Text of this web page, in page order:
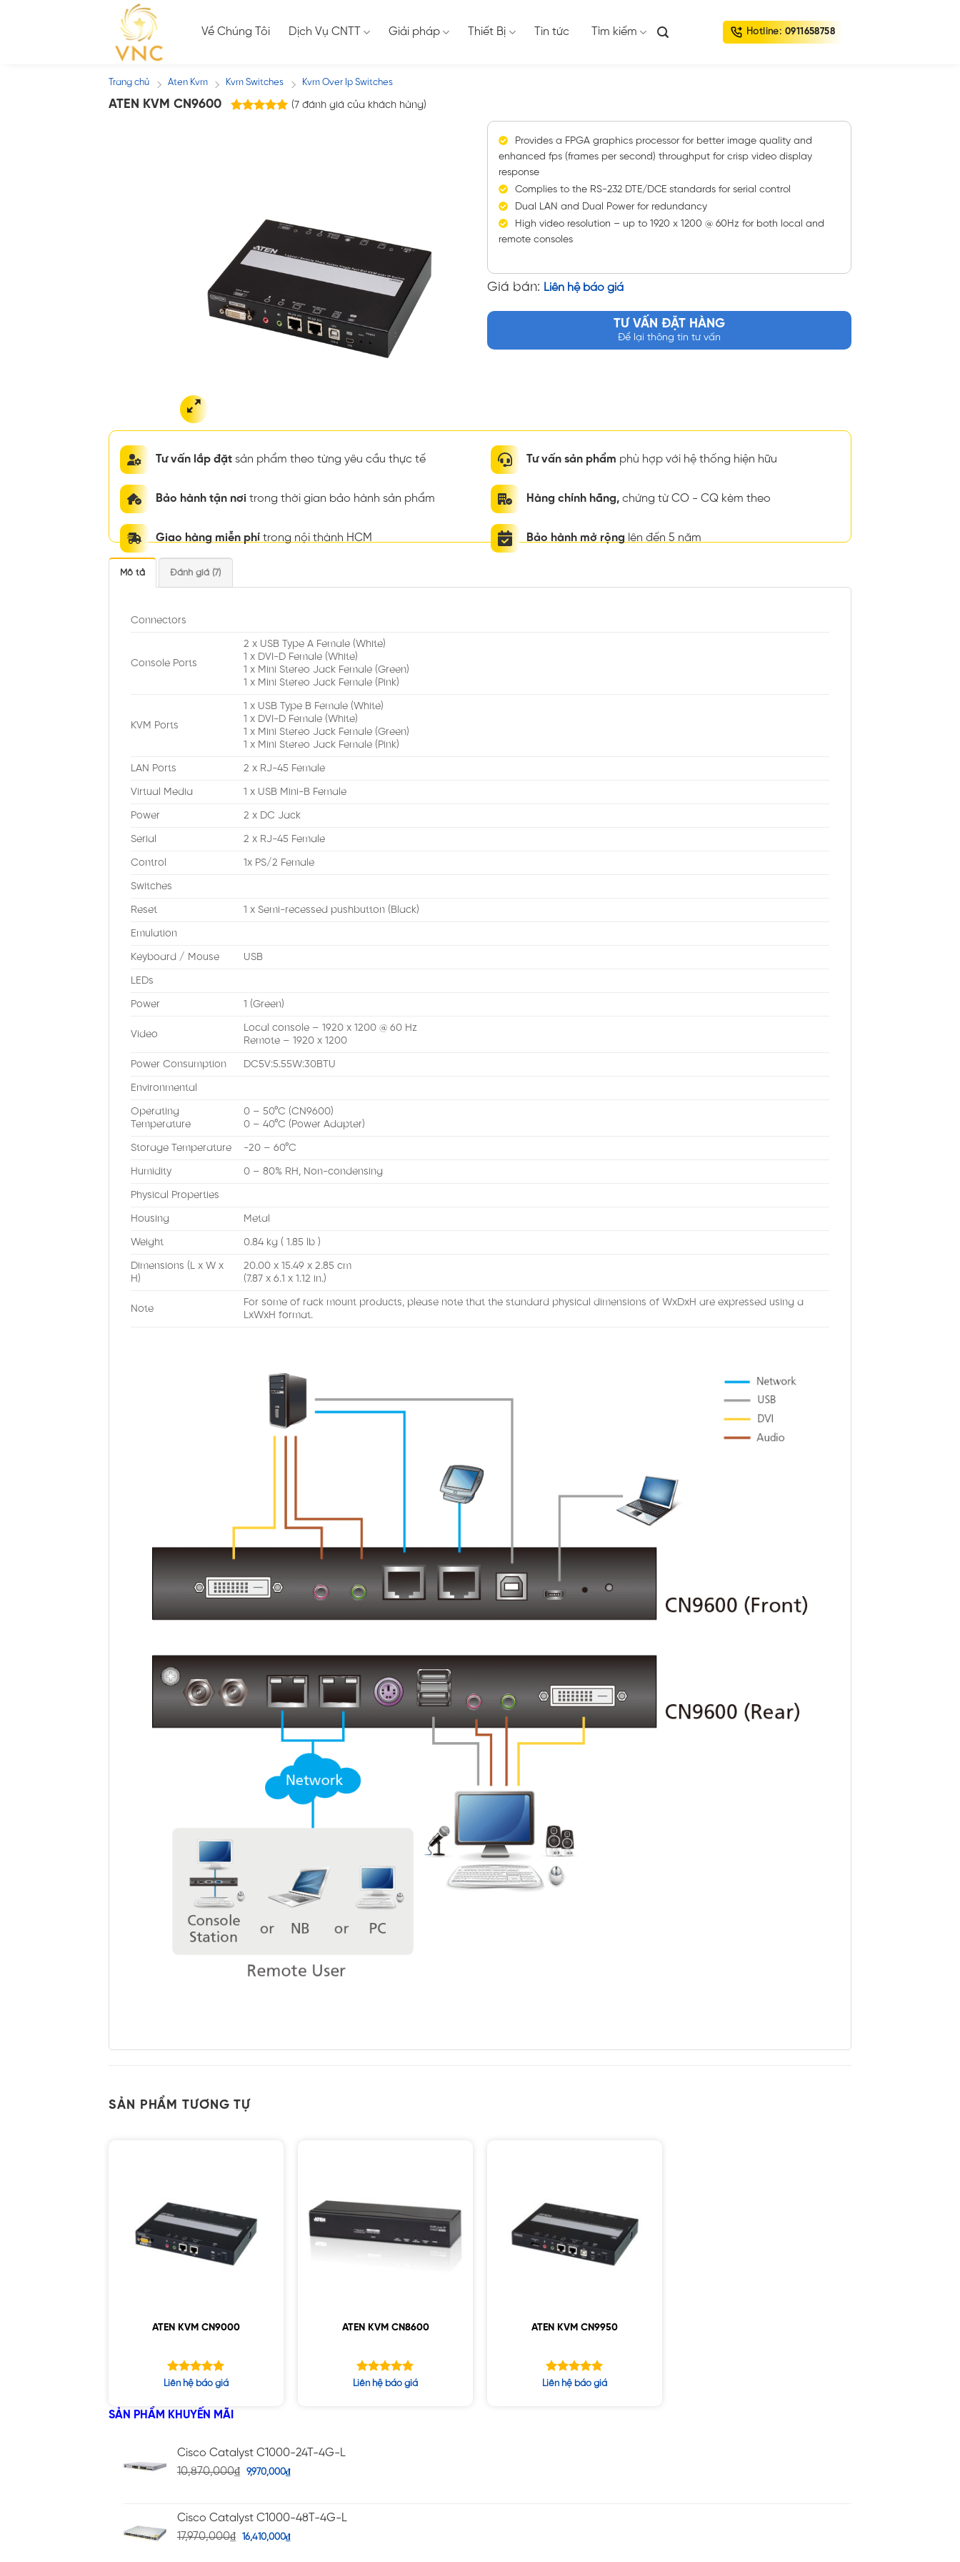
Về Chúng Tôi Dịch Vụ CNTT Giải pháp Thiết Bị Tin tức Tìm kiếm Hotline: 0911658758
Trang chủ / Aten Kvm / Kvm Switches / Kvm Over Ip Switches
ATEN KVM CN9600 (7đánh giá của khách hàng)
Provides a FPGA graphics processor for better image quality and
enhanced fps (frames per second) throughput for crisp video display
response
Complies to the RS-232 DTE/DCE standards for serial control
Dual LAN and Dual Power for redundancy
High video resolution – up to 1920 x 1200 @ 60Hz for both local and
remote consoles
Giá bán: Liên hệ báo giá
TƯ VẤN ĐẶT HÀNG
Để lại thông tin tư vấn
Tư vấn lắp đặt sản phẩm theo từng yêu cầu thực tế
Bảo hành tận nơi trong thời gian bảo hành sản phẩm
Giao hàng miễn phí trong nội thành HCM
Tư vấn sản phẩm phù hợp với hệ thống hiện hữu
Hàng chính hãng, chứng từ CO - CQ kèm theo
Bảo hành mở rộng lên đến 5 năm
Mô tả Đánh giá (7)
Connectors
Console Ports
2 x USB Type A Female (White)
1 x DVI-D Female (White)
1 x Mini Stereo Jack Female (Green)
1 x Mini Stereo Jack Female (Pink)
KVM Ports
1 x USB Type B Female (White)
1 x DVI-D Female (White)
1 x Mini Stereo Jack Female (Green)
1 x Mini Stereo Jack Female (Pink)
LAN Ports 2 x RJ-45 Female
Virtual Media 1 x USB Mini-B Female
Power 2 x DC Jack
Serial 2 x RJ-45 Female
Control 1x PS/2 Female
Switches
Reset 1 x Semi-recessed pushbutton (Black)
Emulation
Keyboard / Mouse USB
LEDs
Power 1 (Green)
Video
Local console – 1920 x 1200 @ 60 Hz
Remote – 1920 x 1200
Power Consumption DC5V:5.55W:30BTU
Environmental
Operating
Temperature
0 – 50°C (CN9600)
0 – 40°C (Power Adapter)
Storage Temperature -20 – 60°C
Humidity 0 – 80% RH, Non-condensing
Physical Properties
Housing Metal
Weight 0.84 kg ( 1.85 lb )
Dimensions (L x W x
H)
20.00 x 15.49 x 2.85 cm
(7.87 x 6.1 x 1.12 in.)
Note
For some of rack mount products, please note that the standard physical dimensions of WxDxH are expressed using a
LxWxH format.
SẢN PHẨM TƯƠNG TỰ
ATEN KVM CN9000
Được xếp
5 sao
Liên hệ báo giá
ATEN KVM CN8600
Được xếp
Liên hệ báo giá
ATEN KVM CN9950
Được xếp
Liên hệ báo giá
SẢN PHẨM KHUYẾN MÃI
Cisco Catalyst C1000-24T-4G-L
10,870,000₫ 9,970,000₫
Cisco Catalyst C1000-48T-4G-L
17,970,000₫ 16,410,000₫